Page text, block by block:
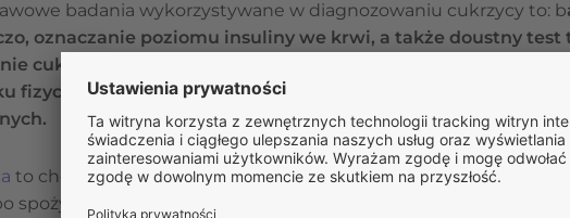
badania wykorzystywane w diagnozowaniu cukrzycy to: b
oznaczanie poziomu insuliny we krwi, a także doustny test
cukrzycy
redukcji masy
fizycznego, stosowaniu diety cukrzycowej i przyjmowaniu
to choroba metaboliczna, której głównym wyróżnikiem jest
spożyciu pokarmu. Może prowadzić do przewlekłych